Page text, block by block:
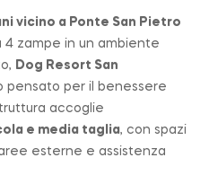
vicino a Ponte San Pietro
4 zampe in un ambiente
Dog Resort San
pensato per il benessere
accoglie
e media taglia, con spazi
esterne e assistenza